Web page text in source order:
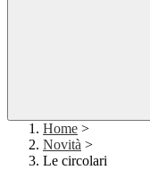
Home >
Novità >
Le circolari